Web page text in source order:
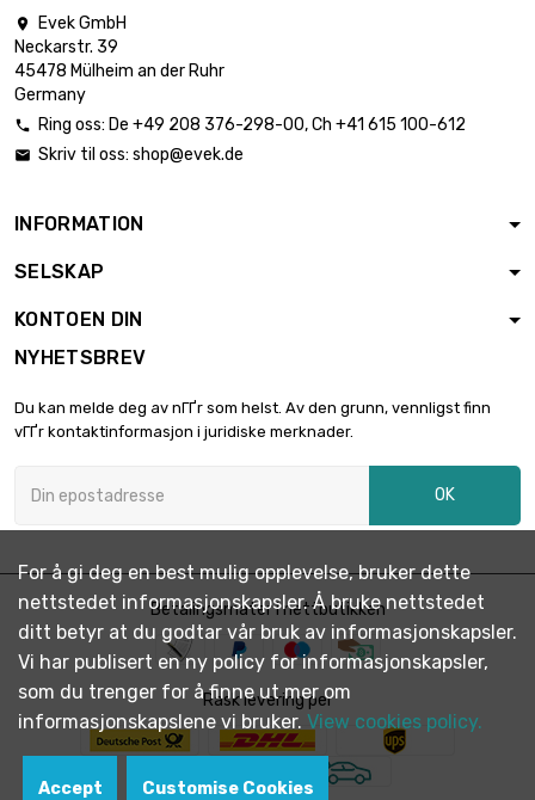

Evek GmbH
Neckarstr. 39
45478 Mülheim an der Ruhr
Germany
 Ring oss: De +49 208 376-298-00, Ch +41 615 100-612
 Skriv til oss: shop@evek.de
INFORMATION
SELSKAP
KONTOEN DIN
NYHETSBREV
Du kan melde deg av nГҐr som helst. Av den grunn, vennligst finn
vГҐr kontaktinformasjon i juridiske merknader.
OK
Betalingsmåter i nettbutikken
Rask levering per
For å gi deg en best mulig opplevelse, bruker dette
nettstedet informasjonskapsler. Å bruke nettstedet
ditt betyr at du godtar vår bruk av informasjonskapsler.
Vi har publisert en ny policy for informasjonskapsler,
som du trenger for å finne ut mer om
informasjonskapslene vi bruker. View cookies policy.
Accept Customise Cookies